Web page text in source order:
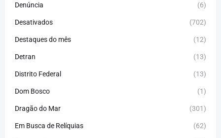
Denúncia (6)
Desativados (702)
Destaques do mês (12)
Detran (13)
Distrito Federal (13)
Dom Bosco (1)
Dragão do Mar (301)
Em Busca de Relíquias (62)